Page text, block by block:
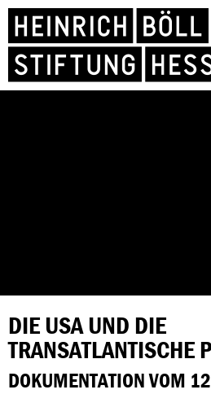
DIE USA UND DIE
TRANSATLANTISCHE
DOKUMENTATION VOM